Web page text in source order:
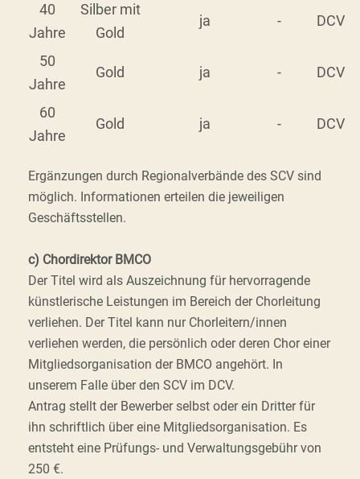
40
Jahre
Silber mit
Gold
ja - DCV
50
Jahre
Gold ja - DCV
60
Jahre
Gold ja - DCV
Ergänzungen durch Regionalverbände des SCV sind
möglich. Informationen erteilen die jeweiligen
Geschäftsstellen.
c) Chordirektor BMCO
Der Titel wird als Auszeichnung für hervorragende
künstlerische Leistungen im Bereich der Chorleitung
verliehen. Der Titel kann nur Chorleitern/innen
verliehen werden, die persönlich oder deren Chor einer
Mitgliedsorganisation der BMCO angehört. In
unserem Falle über den SCV im DCV.
Antrag stellt der Bewerber selbst oder ein Dritter für
ihn schriftlich über eine Mitgliedsorganisation. Es
entsteht eine Prüfungs- und Verwaltungsgebühr von
250 €.